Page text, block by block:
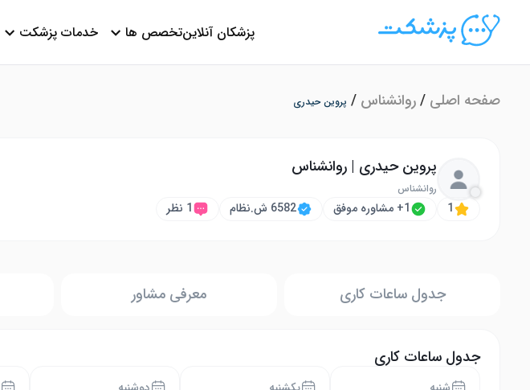
پزشکان آنلاینتخصص ها خدمات پزشکت
صفحه اصلی /روانشناس / پروین حیدری
پروین حیدری | روانشناس
روانشناس
1 1+ مشاوره موفق 6582 ش.نظام 1 نظر
جدول ساعات کاری معرفی مشاور
جدول ساعات کاری